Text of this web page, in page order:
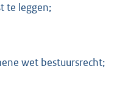
te leggen;
wet bestuursrecht;